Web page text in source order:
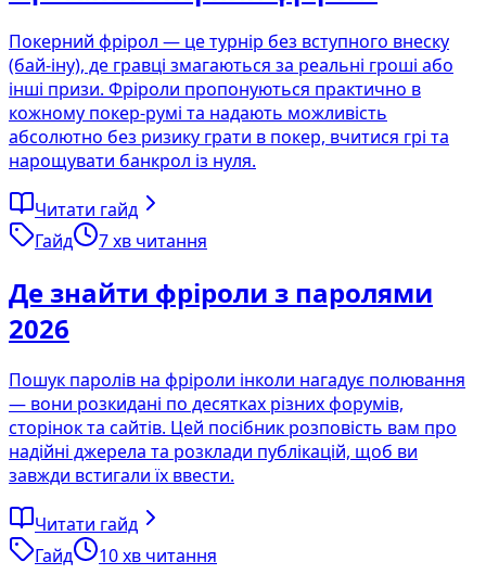
Покерний фрірол — це турнір без вступного внеску
(бай-іну), де гравці змагаються за реальні гроші або
інші призи. Фріроли пропонуються практично в
кожному покер-румі та надають можливість
абсолютно без ризику грати в покер, вчитися грі та
нарощувати банкрол із нуля.
Читати гайд
Гайд
7хв читання
Де знайти фріроли з паролями
2026
Пошук паролів на фріроли інколи нагадує полювання
— вони розкидані по десятках різних форумів,
сторінок та сайтів. Цей посібник розповість вам про
надійні джерела та розклади публікацій, щоб ви
завжди встигали їх ввести.
Читати гайд
Гайд
10хв читання